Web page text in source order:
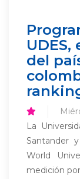
UDES,
del
La
Santander
World
medición